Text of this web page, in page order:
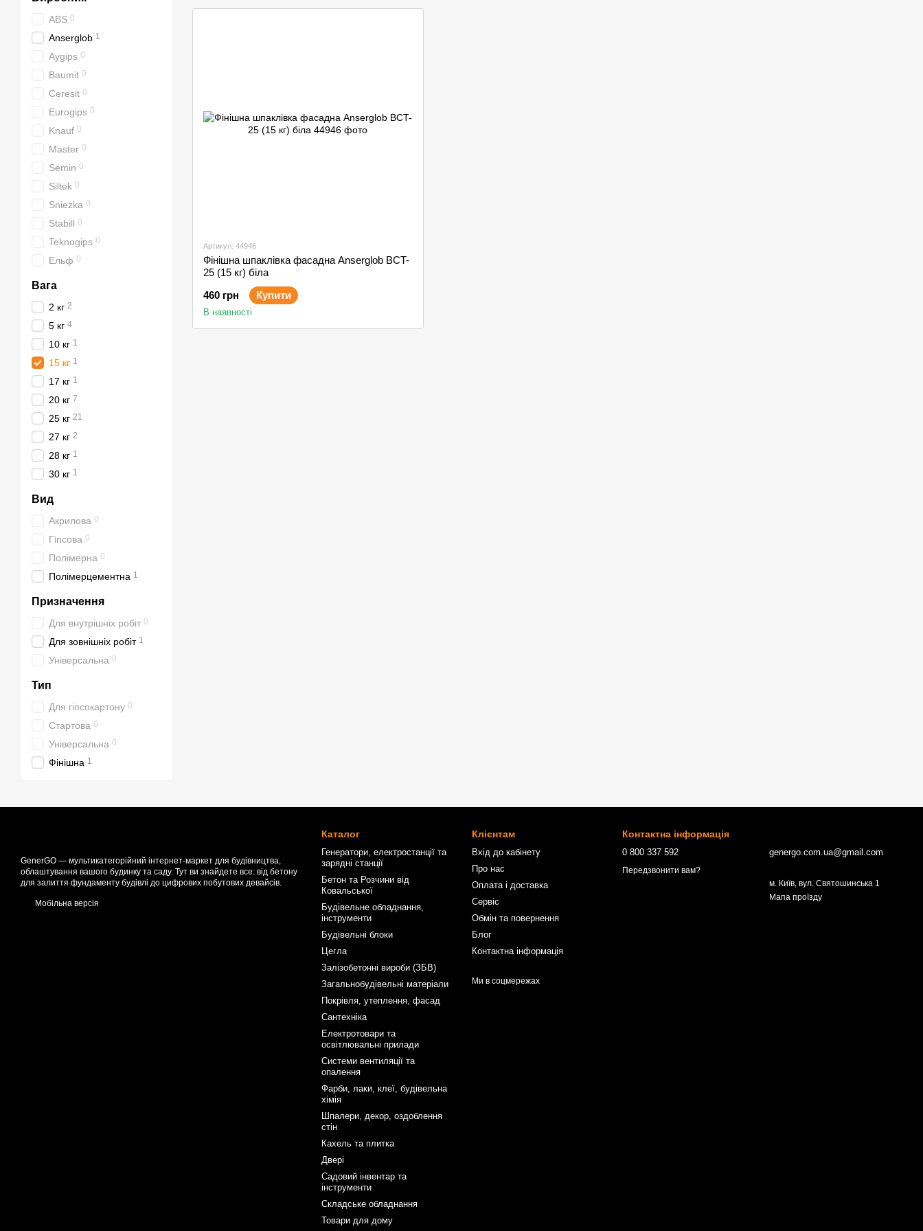
Артикул: 44946
Фінішна шпаклівка фасадна Anserglob BCT-
25 (15 кг) біла
460 грн
Купити
В наявності
ABS 0
Anserglob 1
Aygips 0
Baumit 0
Ceresit 0
Eurogips 0
Knauf 0
Master 0
Semin 0
Siltek 0
Sniezka 0
Stabill 0
Teknogips 0
Ельф 0
Вага
2 кг 2
5 кг 4
10 кг 1
15 кг 1
17 кг 1
20 кг 7
25 кг 21
27 кг 2
28 кг 1
30 кг 1
Вид
Акрилова 0
Гіпсова 0
Полімерна 0
Полімерцементна 1
Призначення
Для внутрішніх робіт 0
Для зовнішніх робіт 1
Універсальна 0
Тип
Для гіпсокартону 0
Стартова 0
Універсальна 0
Фінішна 1
GenerGO — мультикатегорійний інтернет-маркет для будівництва,
облаштування вашого будинку та саду. Тут ви знайдете все: від бетону
для залиття фундаменту будівлі до цифрових побутових девайсів.
Мобільна версія
Каталог
Генератори, електростанції та
зарядні станції
Бетон та Розчини від
Ковальської
Будівельне обладнання,
інструменти
Будівельні блоки
Цегла
Залізобетонні вироби (ЗБВ)
Загальнобудівельні матеріали
Покрівля, утеплення, фасад
Сантехніка
Електротовари та
освітлювальні прилади
Системи вентиляції та
опалення
Фарби, лаки, клеї, будівельна
хімія
Шпалери, декор, оздоблення
стін
Кахель та плитка
Двері
Садовий інвентар та
інструменти
Складське обладнання
Товари для дому
Клієнтам
Вхід до кабінету
Про нас
Оплата і доставка
Сервіс
Обмін та повернення
Блог
Контактна інформація
Ми в соцмережах
Контактна інформація
0 800 337 592
Передзвонити вам?
genergo.com.ua@gmail.com
м. Київ, вул. Святошинська 1
Мапа проїзду